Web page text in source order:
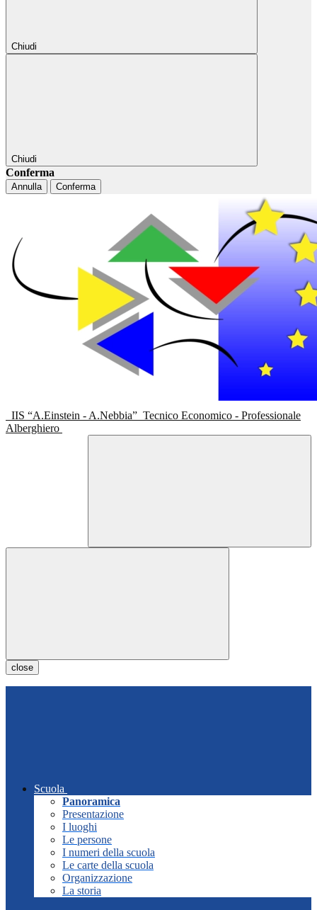
Chiudi
Chiudi
Conferma
Annulla Conferma
IIS “A.Einstein - A.Nebbia” Tecnico Economico - Professionale
Alberghiero
close
Scuola
Panoramica
Presentazione
I luoghi
Le persone
I numeri della scuola
Le carte della scuola
Organizzazione
La storia